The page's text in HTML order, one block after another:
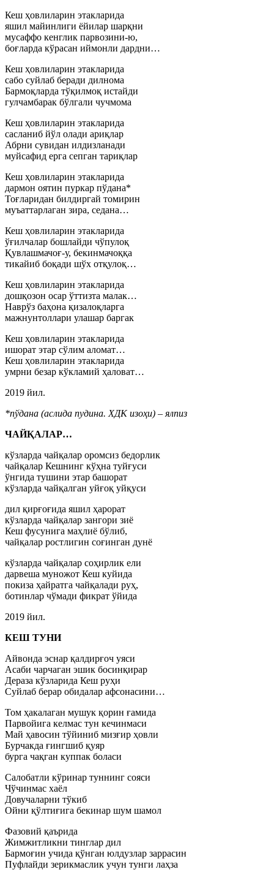
Кеш ҳовлиларин этакларида
яшил майинлиги ёйилар шарқни
мусаффо кенглик парвозини-ю,
боғларда кўрасан иймонли дардни…
Кеш ҳовлиларин этакларида
сабо суйлаб беради дилнома
Бармоқларда тўқилмоқ истайди
гулчамбарак бўлгали чучмома
Кеш ҳовлиларин этакларида
сасланиб йўл олади ариқлар
Абрни сувидан илдизланади
муйсафид ерга сепган тариқлар
Кеш ҳовлиларин этакларида
дармон оятин пуркар пўдана*
Тоғларидан билдиргай томирин
муъаттарлаган зира, седана…
Кеш ҳовлиларин этакларида
ўғилчалар бошлайди чўпулоқ
Қувлашмачоғ-у, бекинмачоққа
тикайиб боқади шўх отқулоқ…
Кеш ҳовлиларин этакларида
дошқозон осар ўттизта малак…
Наврўз баҳона қизалоқларга
мажнунтоллари улашар баргак
Кеш ҳовлиларин этакларида
ишорат этар сўлим аломат…
Кеш ҳовлиларин этакларида
умрни безар кўкламий ҳаловат…
2019 йил.
*пўдана (аслида пудина. ХДК изоҳи) – ялпиз
ЧАЙҚАЛАР…
кўзларда чайқалар оромсиз бедорлик
чайқалар Кешнинг кўҳна туйғуси
ўнгида тушини этар башорат
кўзларда чайқалган уйғоқ уйқуси
дил қирғоғида яшил ҳарорат
кўзларда чайқалар зангори зиё
Кеш фусунига маҳлиё бўлиб,
чайқалар ростлигин соғинган дунё
кўзларда чайқалар соҳирлик ели
дарвеша муножот Кеш куйида
покиза ҳайратга чайқалади руҳ,
ботинлар чўмади фикрат ўйида
2019 йил.
КЕШ ТУНИ
Айвонда эснар қалдирғоч уяси
Асаби чарчаган эшик босинқирар
Дераза кўзларида Кеш руҳи
Суйлаб берар обидалар афсонасини…
Том ҳакалаган мушук қорин ғамида
Парвойига келмас тун кечинмаси
Май ҳавосин тўйиниб мизғир ҳовли
Бурчакда ғингшиб қуяр
бурга чақган куппак боласи
Салобатли кўринар туннинг сояси
Чўчинмас хаёл
Довучаларни тўкиб
Ойни қўлтиғига бекинар шум шамол
Фазовий қаърида
Жимжитликни тинглар дил
Бармоғин учида қўнган юлдузлар заррасин
Пуфлайди зерикмаслик учун тунги лаҳза